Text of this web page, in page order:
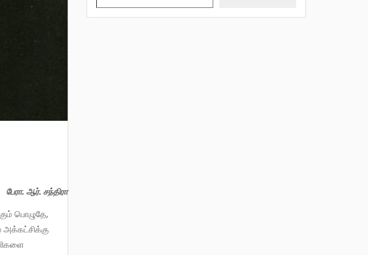
பேரா. ஆர். சந்திரா
அக்கட்சிக்கு